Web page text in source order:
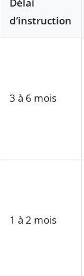
d’instruction
3 à 6 mois
1 à 2 mois